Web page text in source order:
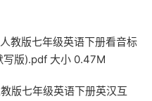
教版七年级英语下册看音标
写版).pdf 大小 0.47M
版七年级英语下册英汉互